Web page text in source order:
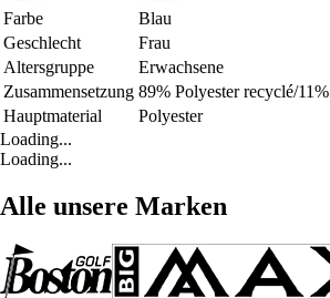
Farbe
Blau
Geschlecht
Frau
Altersgruppe
Erwachsene
Zusammensetzung 89% Polyester recyclé/11%
Hauptmaterial
Polyester
Loading...
Loading...
Alle unsere Marken